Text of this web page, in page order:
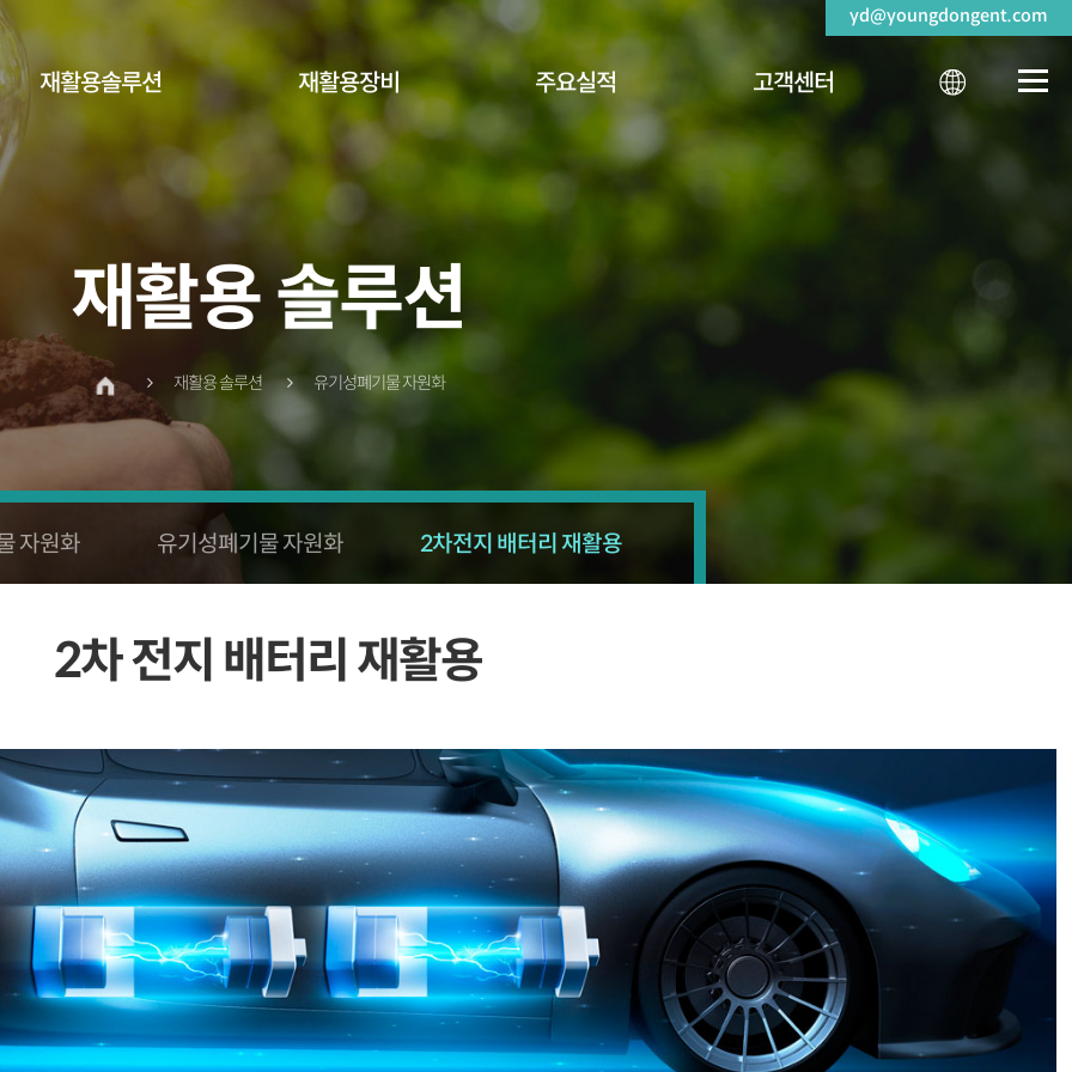
yd@youngdongent.com
재활용솔루션 재활용장비 주요실적 고객센터
재활용 솔루션
재활용 솔루션 유기성폐기물 자원화
자원화 유기성폐기물 자원화 2차전지 배터리 재활용
2차 전지 배터리 재활용